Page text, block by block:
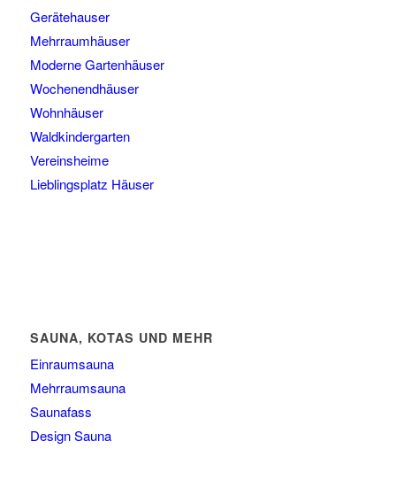
Gerätehauser
Mehrraumhäuser
Moderne Gartenhäuser
Wochenendhäuser
Wohnhäuser
Waldkindergarten
Vereinsheime
Lieblingsplatz Häuser
SAUNA, KOTAS UND MEHR
Einraumsauna
Mehrraumsauna
Saunafass
Design Sauna